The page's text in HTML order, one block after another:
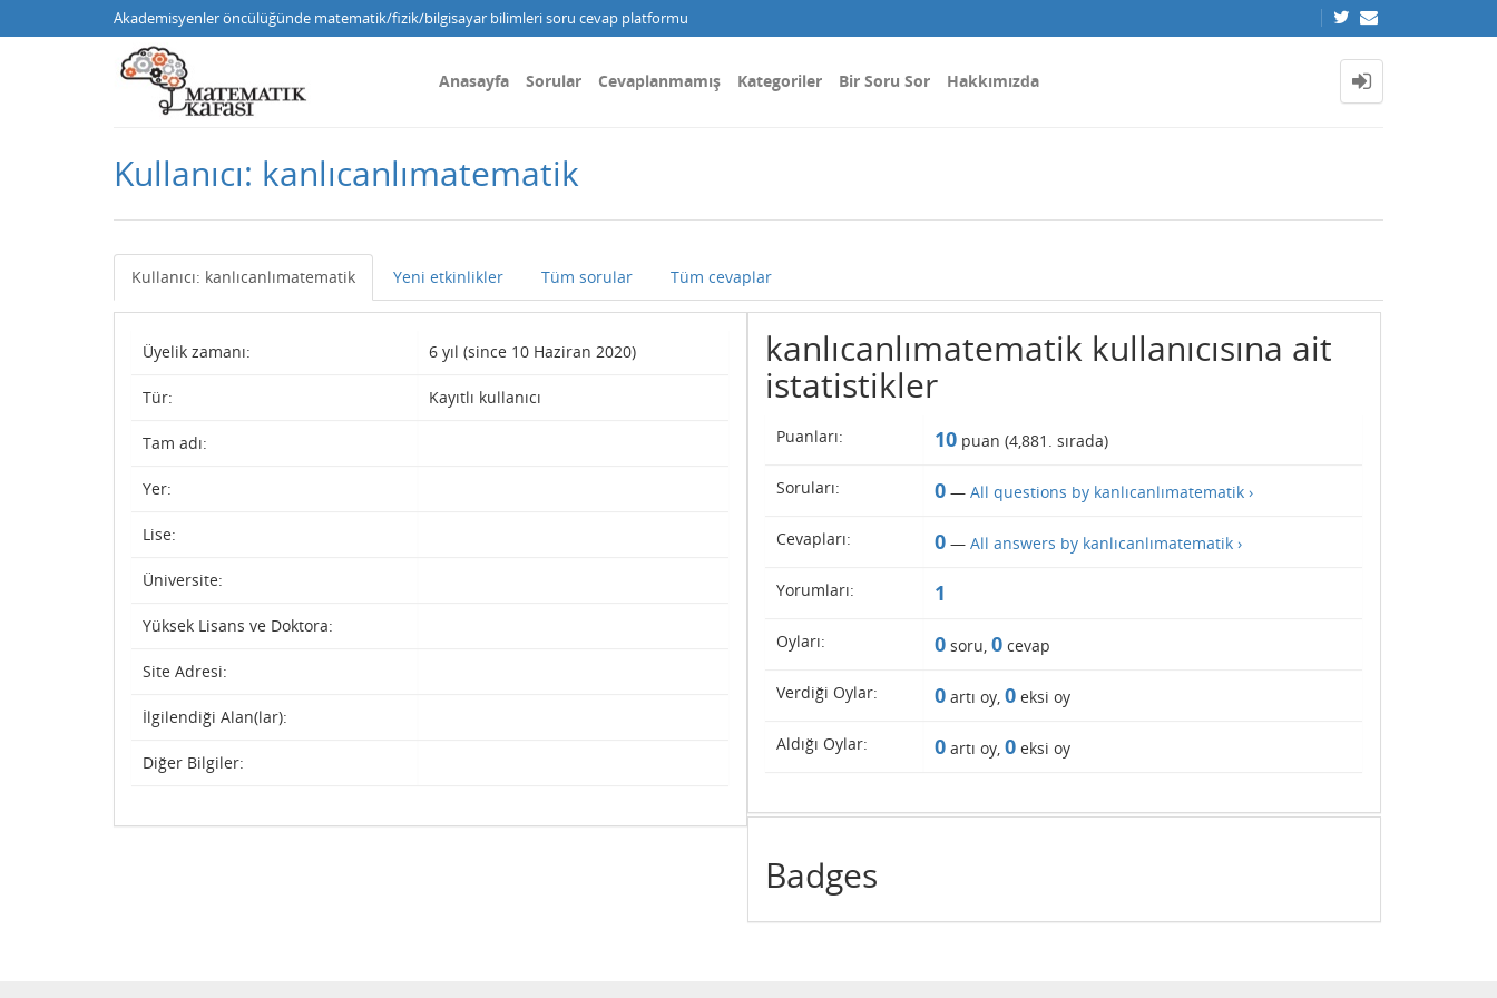
Akademisyenler öncülüğünde matematik/fizik/bilgisayar bilimleri soru cevap platformu
Anasayfa Sorular Cevaplanmamış Kategoriler Bir Soru Sor Hakkımızda
Kullanıcı: kanlıcanlımatematik
Kullanıcı: kanlıcanlımatematik Yeni etkinlikler Tüm sorular Tüm cevaplar
Üyelik zamanı: 6 yıl (since 10 Haziran 2020)
Tür: Kayıtlı kullanıcı
Tam adı:
Yer:
Lise:
Üniversite:
Yüksek Lisans ve Doktora:
Site Adresi:
İlgilendiği Alan(lar):
Diğer Bilgiler:
kanlıcanlımatematik kullanıcısına ait
istatistikler
Puanları: 10puan (4,881 . sırada)
Soruları: 0— All questions by kanlıcanlımatematik ›
Cevapları: 0— All answers by kanlıcanlımatematik ›
Yorumları: 1
Oyları: 0soru, 0cevap
Verdiği Oylar: 0artı oy, 0eksi oy
Aldığı Oylar: 0artı oy, 0eksi oy
Badges